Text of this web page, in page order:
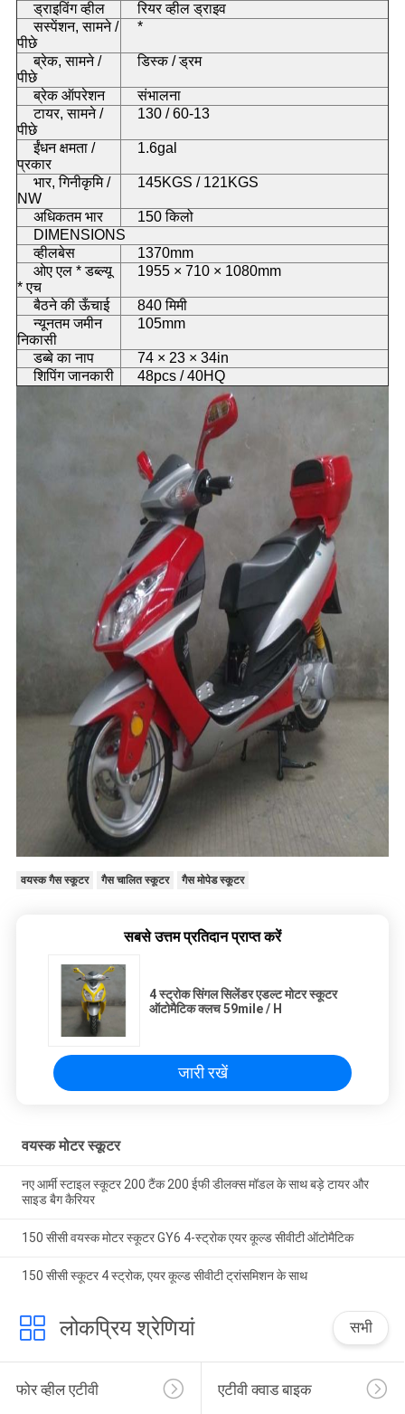
ड्राइविंग व्हील
रियर व्हील ड्राइव
सस्पेंशन, सामने /
पीछे
*
ब्रेक, सामने /
पीछे
डिस्क / ड्रम
ब्रेक ऑपरेशन
संभालना
टायर, सामने /
पीछे
130 / 60-13
ईंधन क्षमता /
प्रकार
1.6gal
भार, गिनीकृमि /
NW
145KGS / 121KGS
अधिकतम भार
150 किलो
DIMENSIONS
व्हीलबेस
1370mm
ओए एल * डब्ल्यू
* एच
1955 × 710 × 1080mm
बैठने की ऊँचाई
840 मिमी
न्यूनतम जमीन
निकासी
105mm
डब्बे का नाप
74 × 23 × 34in
शिपिंग जानकारी
48pcs / 40HQ
वयस्क गैस स्कूटर गैस चालित स्कूटर गैस मोपेड स्कूटर
सबसे उत्तम प्रतिदान प्राप्त करें
4 स्ट्रोक सिंगल सिलेंडर एडल्ट मोटर स्कूटर
ऑटोमैटिक क्लच 59mile / H
जारी रखें
वयस्क मोटर स्कूटर
नए आर्मी स्टाइल स्कूटर 200 टैंक 200 ईफी डीलक्स मॉडल के साथ बड़े टायर और
साइड बैग कैरियर
150 सीसी वयस्क मोटर स्कूटर GY6 4-स्ट्रोक एयर कूल्ड सीवीटी ऑटोमैटिक
150 सीसी स्कूटर 4 स्ट्रोक, एयर कूल्ड सीवीटी ट्रांसमिशन के साथ
लोकप्रिय श्रेणियां सभी
फोर व्हील एटीवी एटीवी क्वाड बाइक